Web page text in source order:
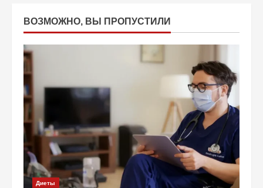
ВОЗМОЖНО, ВЫ ПРОПУСТИЛИ
Диеты